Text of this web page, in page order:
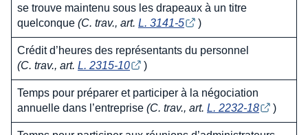
se trouve maintenu sous les drapeaux à un titre
quelconque (C. trav., art. L. 3141-5 )
Crédit d’heures des représentants du personnel
(C. trav., art. L. 2315-10 )
Temps pour préparer et participer à la négociation
annuelle dans l’entreprise (C. trav., art. L. 2232-18 )